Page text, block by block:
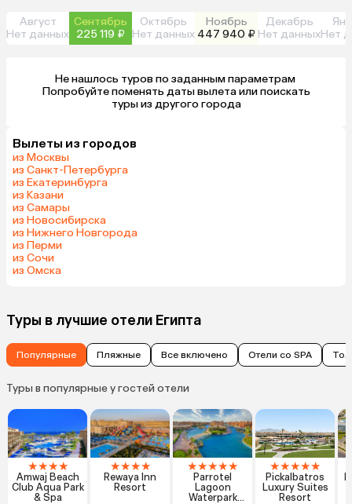
Август
Нет данных
Сентябрь
225 119 ₽
Октябрь
Нет данных
Ноябрь
447 940 ₽
Декабрь
Нет данныхНет
Не нашлось туров по заданным параметрам
туры из другого города
Вылеты из городов
из Москвы
из Санкт-Петербурга
из Екатеринбурга
из Казани
из Самары
из Новосибирска
из Нижнего Новгорода
из Перми
из Сочи
из Омска
Туры в лучшие отели Египта
Популярные Пляжные Все включено Отели со SPA
Туры в популярные у гостей отели
★★★★
Amwaj Beach
Club Aqua Park
& Spa
★★★★
Rewaya Inn
Resort
★★★★★
Parrotel
Lagoon
Waterpark
★★★★★
Pickalbatros
Luxury Suites
Resort